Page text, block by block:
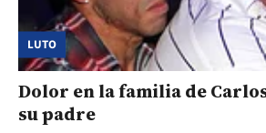
LUTO
Dolor en la familia de
su padre